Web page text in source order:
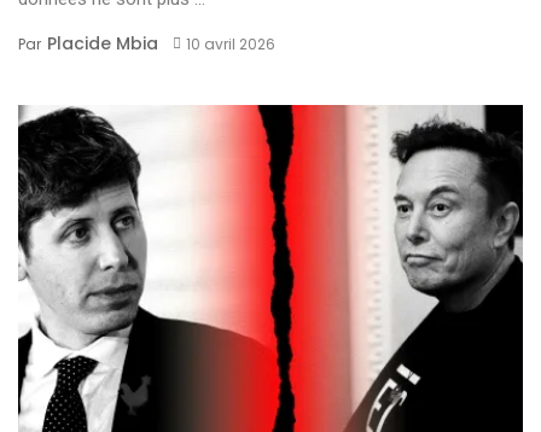
Par Placide Mbia 10 avril 2026